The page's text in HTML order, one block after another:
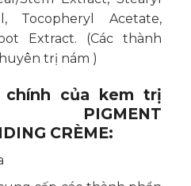
Tocopheryl Acetate,
Extract. (Các thành
trị nám )
chính của kem trị
CRÈME: